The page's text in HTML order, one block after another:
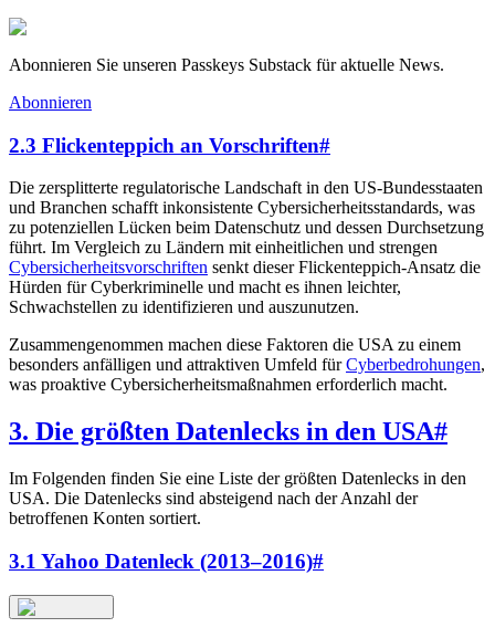
Abonnieren Sie unseren Passkeys Substack für aktuelle News.
Abonnieren
2.3 Flickenteppich an Vorschriften#
Die zersplitterte regulatorische Landschaft in den US-Bundesstaaten
und Branchen schafft inkonsistente Cybersicherheitsstandards, was
zu potenziellen Lücken beim Datenschutz und dessen Durchsetzung
führt. Im Vergleich zu Ländern mit einheitlichen und strengen
Cybersicherheitsvorschriften senkt dieser Flickenteppich-Ansatz die
Hürden für Cyberkriminelle und macht es ihnen leichter,
Schwachstellen zu identifizieren und auszunutzen.
Zusammengenommen machen diese Faktoren die USA zu einem
besonders anfälligen und attraktiven Umfeld fürCyberbedrohungen,
was proaktive Cybersicherheitsmaßnahmen erforderlich macht.
3. Die größten Datenlecks in den USA#
Im Folgenden finden Sie eine Liste der größten Datenlecks in den
USA. Die Datenlecks sind absteigend nach der Anzahl der
betroffenen Konten sortiert.
3.1 Yahoo Datenleck (2013–2016)#